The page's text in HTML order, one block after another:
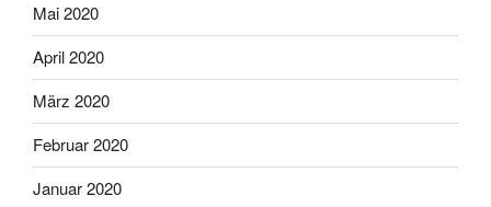
Mai 2020
April 2020
März 2020
Februar 2020
Januar 2020